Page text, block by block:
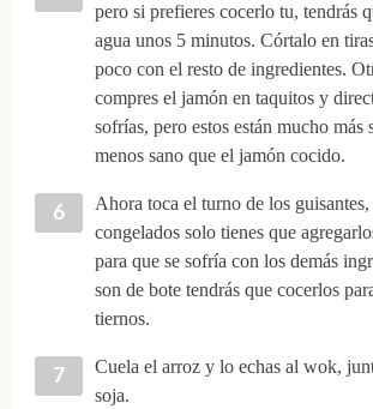
pero si prefieres cocerlo tu, tendrás
agua unos 5 minutos. Córtalo en
poco con el resto de ingredientes.
compres el jamón en taquitos y
sofrías, pero estos están mucho más
menos sano que el jamón cocido.
Ahora toca el turno de los guisantes,
congelados solo tienes que
para que se sofría con los demás
son de bote tendrás que cocerlos
tiernos.
Cuela el arroz y lo echas al wok,
soja.